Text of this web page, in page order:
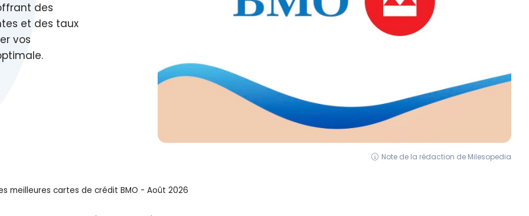
des
et des taux
vos
Note de la rédaction de Milesopedia
meilleures cartes de crédit BMO - Août 2026